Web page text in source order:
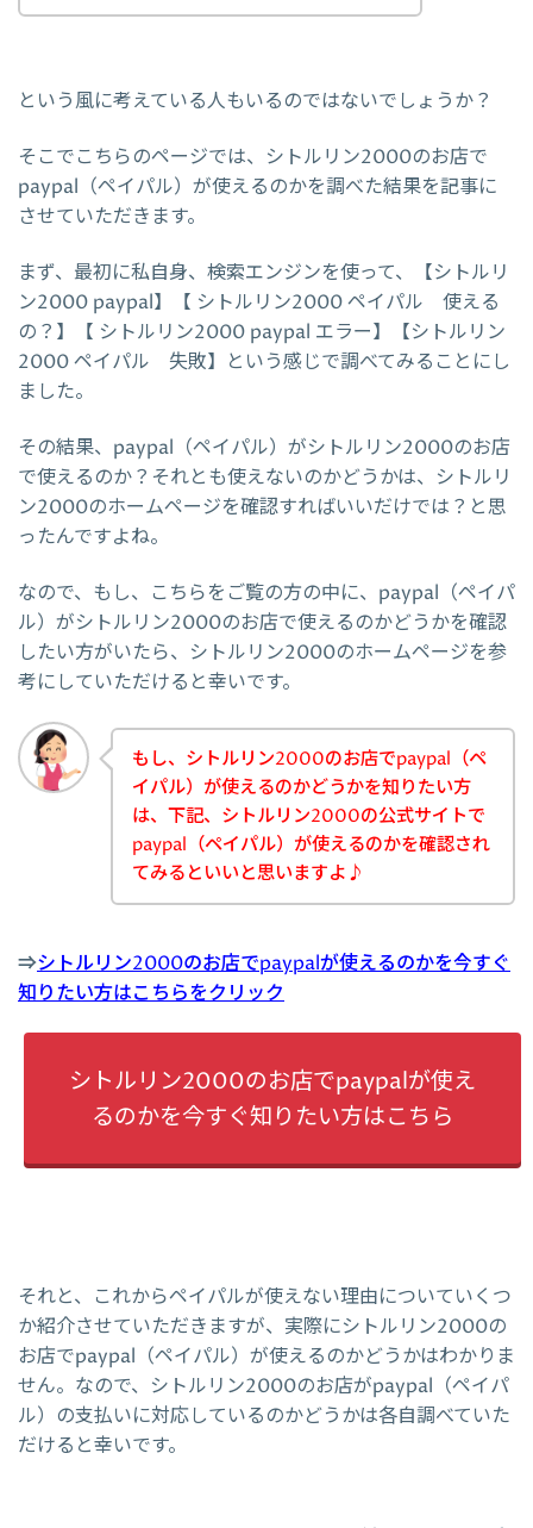
という風に考えている人もいるのではないでしょうか？
そこでこちらのページでは、シトルリン2000のお店で
paypal（ペイパル）が使えるのかを調べた結果を記事に
させていただきます。
まず、最初に私自身、検索エンジンを使って、【シトルリ
ン2000 paypal】【 シトルリン2000 ペイパル 使える
の？】【 シトルリン2000 paypal エラー】【シトルリン
2000 ペイパル 失敗】という感じで調べてみることにし
ました。
その結果、paypal（ペイパル）がシトルリン2000のお店
で使えるのか？それとも使えないのかどうかは、シトルリ
ン2000のホームページを確認すればいいだけでは？と思
ったんですよね。
なので、もし、こちらをご覧の方の中に、paypal（ペイパ
ル）がシトルリン2000のお店で使えるのかどうかを確認
したい方がいたら、シトルリン2000のホームページを参
考にしていただけると幸いです。
もし、シトルリン2000のお店でpaypal（ペ
イパル）が使えるのかどうかを知りたい方
は、下記、シトルリン2000の公式サイトで
paypal（ペイパル）が使えるのかを確認され
てみるといいと思いますよ♪
⇒シトルリン2000のお店でpaypalが使えるのかを今すぐ
知りたい方はこちらをクリック
シトルリン2000のお店でpaypalが使え
るのかを今すぐ知りたい方はこちら
それと、これからペイパルが使えない理由についていくつ
か紹介させていただきますが、実際にシトルリン2000の
お店でpaypal（ペイパル）が使えるのかどうかはわかりま
せん。なので、シトルリン2000のお店がpaypal（ペイパ
ル）の支払いに対応しているのかどうかは各自調べていた
だけると幸いです。